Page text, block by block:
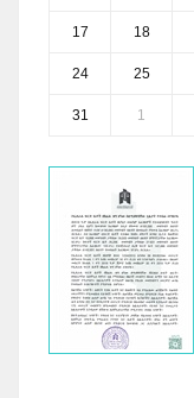
17 18
24 25
31 1